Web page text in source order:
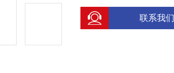
联系我们